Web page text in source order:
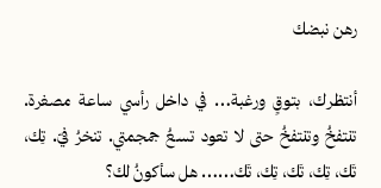
رهن نبضك
أنتظرك، بتوقٍ ورغبة… في داخل رأسي ساعة مصغرة.
تنتفخُ وتنتفخُ حتى لا تعود تسعُ جمجمتي. تنخرُ فيّ. تِك،
تَك، تِك، تَك، تِك، تَك…… هل سأكونُ لك؟